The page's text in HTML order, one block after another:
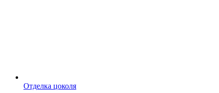
Отделка цоколя